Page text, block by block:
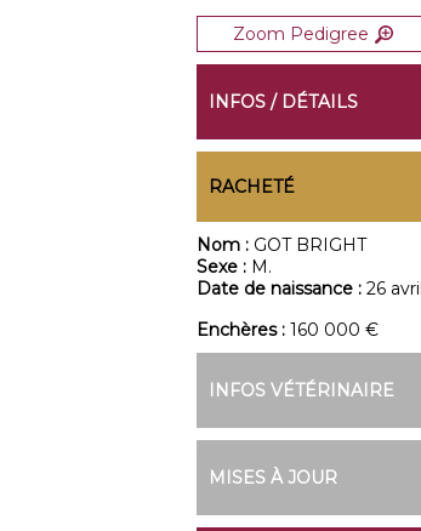
Zoom Pedigree
INFOS / DÉTAILS
RACHETÉ
Nom : GOT BRIGHT
Sexe : M.
Date de naissance : 26
Enchères : 160 000 €
INFOS VÉTÉRINAIRE
MISES À JOUR